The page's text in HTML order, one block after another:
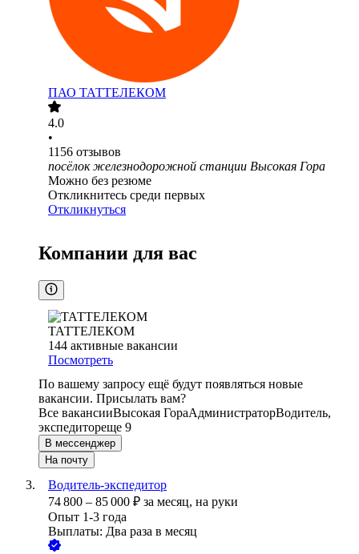
ПАО ТАТТЕЛЕКОМ
4.0
•
1156 отзывов
посёлок железнодорожной станции Высокая Гора
Можно без резюме
Откликнитесь среди первых
Откликнуться
Компании для вас
ТАТТЕЛЕКОМ
144 активные вакансии
Посмотреть
По вашему запросу ещё будут появляться новые
вакансии. Присылать вам?
Все вакансииВысокая ГораАдминистраторВодитель,
экспедитореще 9
В мессенджер
На почту
Водитель-экспедитор
74 800 – 85 000 ₽ за месяц, на руки
Опыт 1-3 года
Выплаты: Два раза в месяц